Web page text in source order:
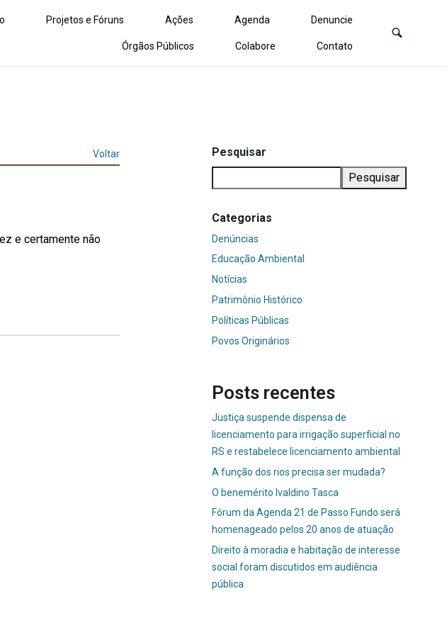
Projetos e Fóruns Ações Agenda Denuncie
Órgãos Públicos Colabore Contato
Voltar
e certamente não
Pesquisar
Pesquisar
Categorias
Denúncias
Educação Ambiental
Notícias
Patrimônio Histórico
Políticas Públicas
Povos Originários
Posts recentes
Justiça suspende dispensa de
licenciamento para irrigação superficial no
RS e restabelece licenciamento ambiental
A função dos rios precisa ser mudada?
O benemérito Ivaldino Tasca
Fórum da Agenda 21 de Passo Fundo será
homenageado pelos 20 anos de atuação
Direito à moradia e habitação de interesse
social foram discutidos em audiência
pública